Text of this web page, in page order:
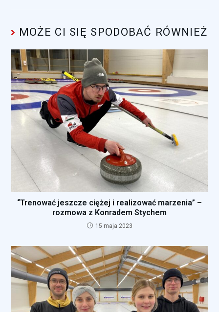
MOŻE CI SIĘ SPODOBAĆ RÓWNIEŻ
“Trenować jeszcze ciężej i realizować marzenia” –
rozmowa z Konradem Stychem
15 maja 2023